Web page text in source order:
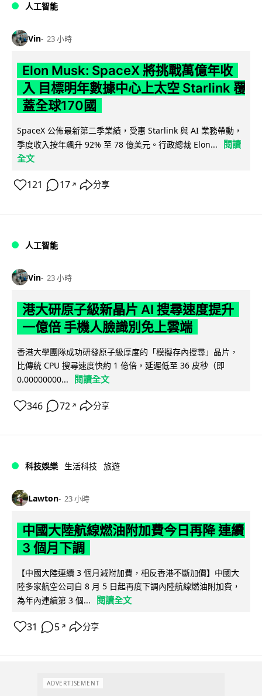
人工智能
Vin 23 小時
Elon Musk: SpaceX 將挑戰萬億年收
入 目標明年數據中心上太空 Starlink 覆
蓋全球170國
SpaceX 公佈最新第二季業績，受惠 Starlink 與 AI 業務帶動，
季度收入按年飆升 92% 至 78 億美元。行政總裁 Elon...
閱讀
全文
121 17 ↗ 分享
人工智能
Vin 23 小時
港大研原子級新晶片 AI 搜尋速度提升
一億倍 手機人臉識別免上雲端
香港大學團隊成功研發原子級厚度的「模擬存內搜尋」晶片，
比傳統 CPU 搜尋速度快約 1 億倍，延遲低至 36 皮秒（即
0.00000000...
閱讀全文
346 72 ↗ 分享
科技娛樂 生活科技 旅遊
Lawton 23 小時
中國大陸航線燃油附加費今日再降 連續
3 個月下調
【中國大陸連續 3 個月減附加費，相反香港不斷加價】中國大
陸多家航空公司自 8 月 5 日起再度下調內陸航線燃油附加費，
為年內連續第 3 個...
閱讀全文
31 5 ↗ 分享
ADVERTISEMENT